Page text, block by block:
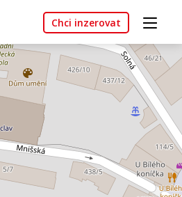
Chci inzerovat